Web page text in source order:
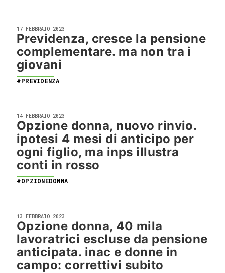
17 FEBBRAIO 2023
Previdenza, cresce la pensione
complementare. ma non tra i
giovani
#PREVIDENZA
14 FEBBRAIO 2023
Opzione donna, nuovo rinvio.
ipotesi 4 mesi di anticipo per
ogni figlio, ma inps illustra
conti in rosso
#OPZIONEDONNA
13 FEBBRAIO 2023
Opzione donna, 40 mila
lavoratrici escluse da pensione
anticipata. inac e donne in
campo: correttivi subito